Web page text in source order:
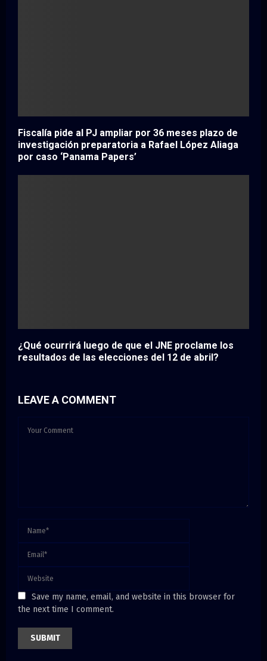
Fiscalía pide al PJ ampliar por 36 meses plazo de
investigación preparatoria a Rafael López Aliaga
por caso ‘Panama Papers’
¿Qué ocurrirá luego de que el JNE proclame los
resultados de las elecciones del 12 de abril?
LEAVE A COMMENT
Save my name, email, and website in this browser for
the next time I comment.